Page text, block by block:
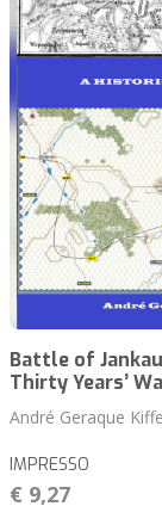
Battle of
Thirty Years’
André Geraque
IMPRESSO
€ 9,27